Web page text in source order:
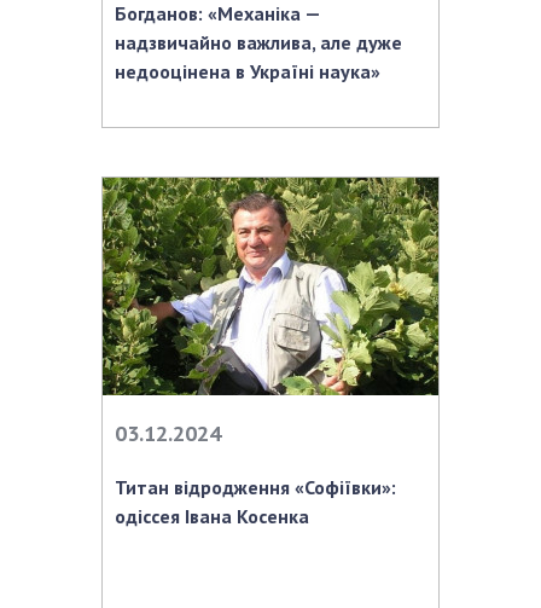
Богданов: «Механіка —
надзвичайно важлива, але дуже
недооцінена в Україні наука»
03.12.2024
Титан відродження «Софіївки»:
одіссея Івана Косенка